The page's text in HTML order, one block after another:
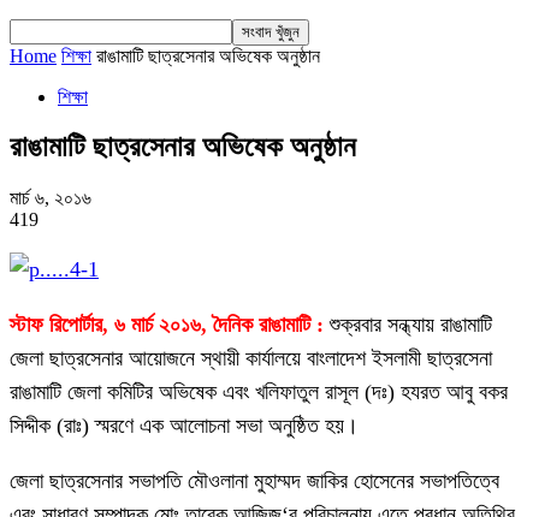
Home শিক্ষা রাঙামাটি ছাত্রসেনার অভিষেক অনুষ্ঠান
শিক্ষা
রাঙামাটি ছাত্রসেনার অভিষেক অনুষ্ঠান
মার্চ ৬, ২০১৬
419
স্টাফ রিপোর্টার, ৬ মার্চ ২০১৬, দৈনিক রাঙামাটি : শুক্রবার সন্ধ্যায় রাঙামাটি
জেলা ছাত্রসেনার আয়োজনে স্থায়ী কার্যালয়ে বাংলাদেশ ইসলামী ছাত্রসেনা
রাঙামাটি জেলা কমিটির অভিষেক এবং খলিফাতুল রাসূল (দঃ) হযরত আবু বকর
সিদ্দীক (রাঃ) স্মরণে এক আলোচনা সভা অনুষ্ঠিত হয়।
জেলা ছাত্রসেনার সভাপতি মৌওলানা মুহাম্মদ জাকির হোসেনের সভাপতিত্বে